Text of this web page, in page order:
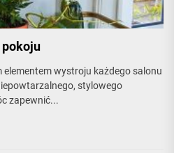
pokoju
elementem wystroju każdego salonu
stylowego
zapewnić...